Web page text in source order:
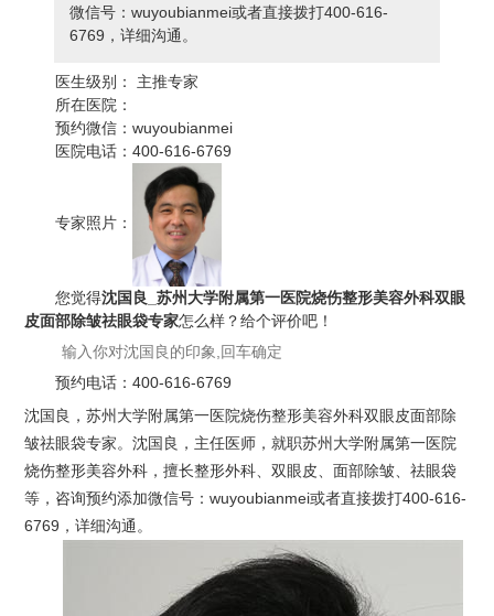
微信号：wuyoubianmei或者直接拨打400-616-
6769，详细沟通。
医生级别：
主推专家
所在医院：
预约微信：wuyoubianmei
医院电话：400-616-6769
专家照片：
您觉得沈国良_苏州大学附属第一医院烧伤整形美容外科双眼
皮面部除皱祛眼袋专家怎么样？给个评价吧！
预约电话：400-616-6769
沈国良，苏州大学附属第一医院烧伤整形美容外科双眼皮面部除
皱祛眼袋专家。沈国良，主任医师，就职苏州大学附属第一医院
烧伤整形美容外科，擅长整形外科、双眼皮、面部除皱、祛眼袋
等，咨询预约添加微信号：wuyoubianmei或者直接拨打400-616-
6769，详细沟通。